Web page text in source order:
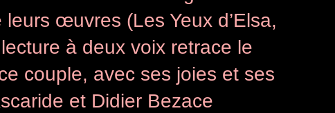
leurs œuvres (Les Yeux d’Elsa,
à deux voix retrace le
couple, avec ses joies et ses
et Didier Bezace